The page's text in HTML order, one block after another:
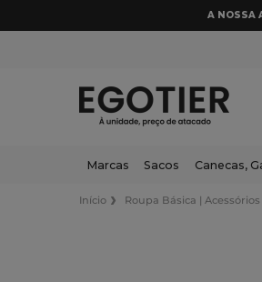
A NOSSA
Marcas Sacos Canecas,
Início Roupa Básica | Acessórios